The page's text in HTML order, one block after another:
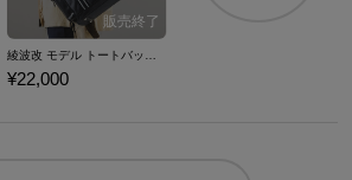
¥22,000